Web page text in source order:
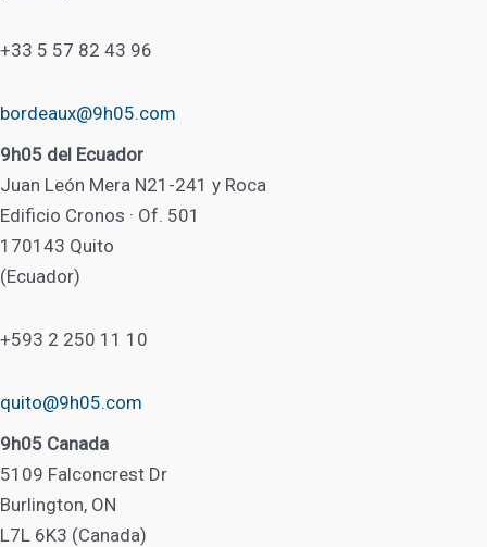
+33 5 57 82 43 96
bordeaux@9h05.com
9h05 del Ecuador
Juan León Mera N21-241 y Roca
Edificio Cronos · Of. 501
170143 Quito
(Ecuador)
+593 2 250 11 10
quito@9h05.com
9h05 Canada
5109 Falconcrest Dr
Burlington, ON
L7L 6K3 (Canada)